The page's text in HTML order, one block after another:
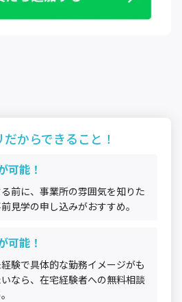
だからできること！
可能！
前に、事業所の雰囲気を知りた
見学の申し込みがおすすめ。
可能！
験で具体的な勤務イメージがも
なら、在宅経験者への無料相談